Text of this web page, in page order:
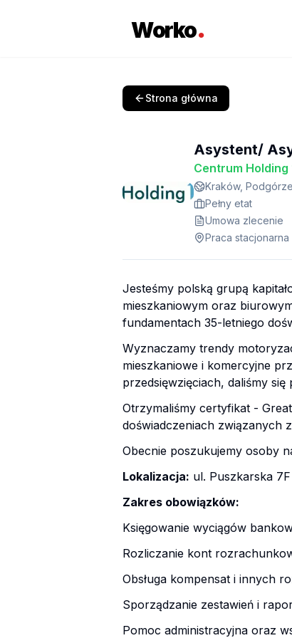
Worko.
Strona główna
Asystent/
Centrum Holding
Kraków,
Pełny etat
Umowa zlecenie
Praca stacjonarna
Jesteśmy polską grupą
mieszkaniowym oraz
fundamentach 35-letniego
Wyznaczamy trendy
mieszkaniowe i komercyjne
przedsięwzięciach, daliśmy
Otrzymaliśmy certyfikat -
doświadczeniach związanych
Obecnie poszukujemy osoby
Lokalizacja: ul. Puszkarska 7F
Zakres obowiązków:
Księgowanie wyciągów
Rozliczanie kont
Obsługa kompensat i innych
Sporządzanie zestawień i
Pomoc administracyjna oraz